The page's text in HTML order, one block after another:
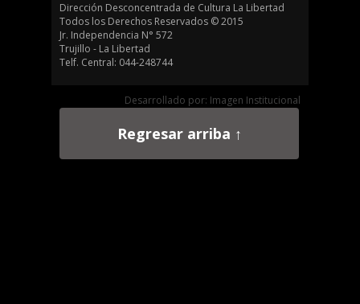
Dirección Desconcentrada de Cultura La Libertad
Todos los Derechos Reservados © 2015
Jr. Independencia N° 572
Trujillo - La Libertad
Telf. Central: 044-248744
Desarrollado por: Imagen Institucional
Regresar arriba ↑